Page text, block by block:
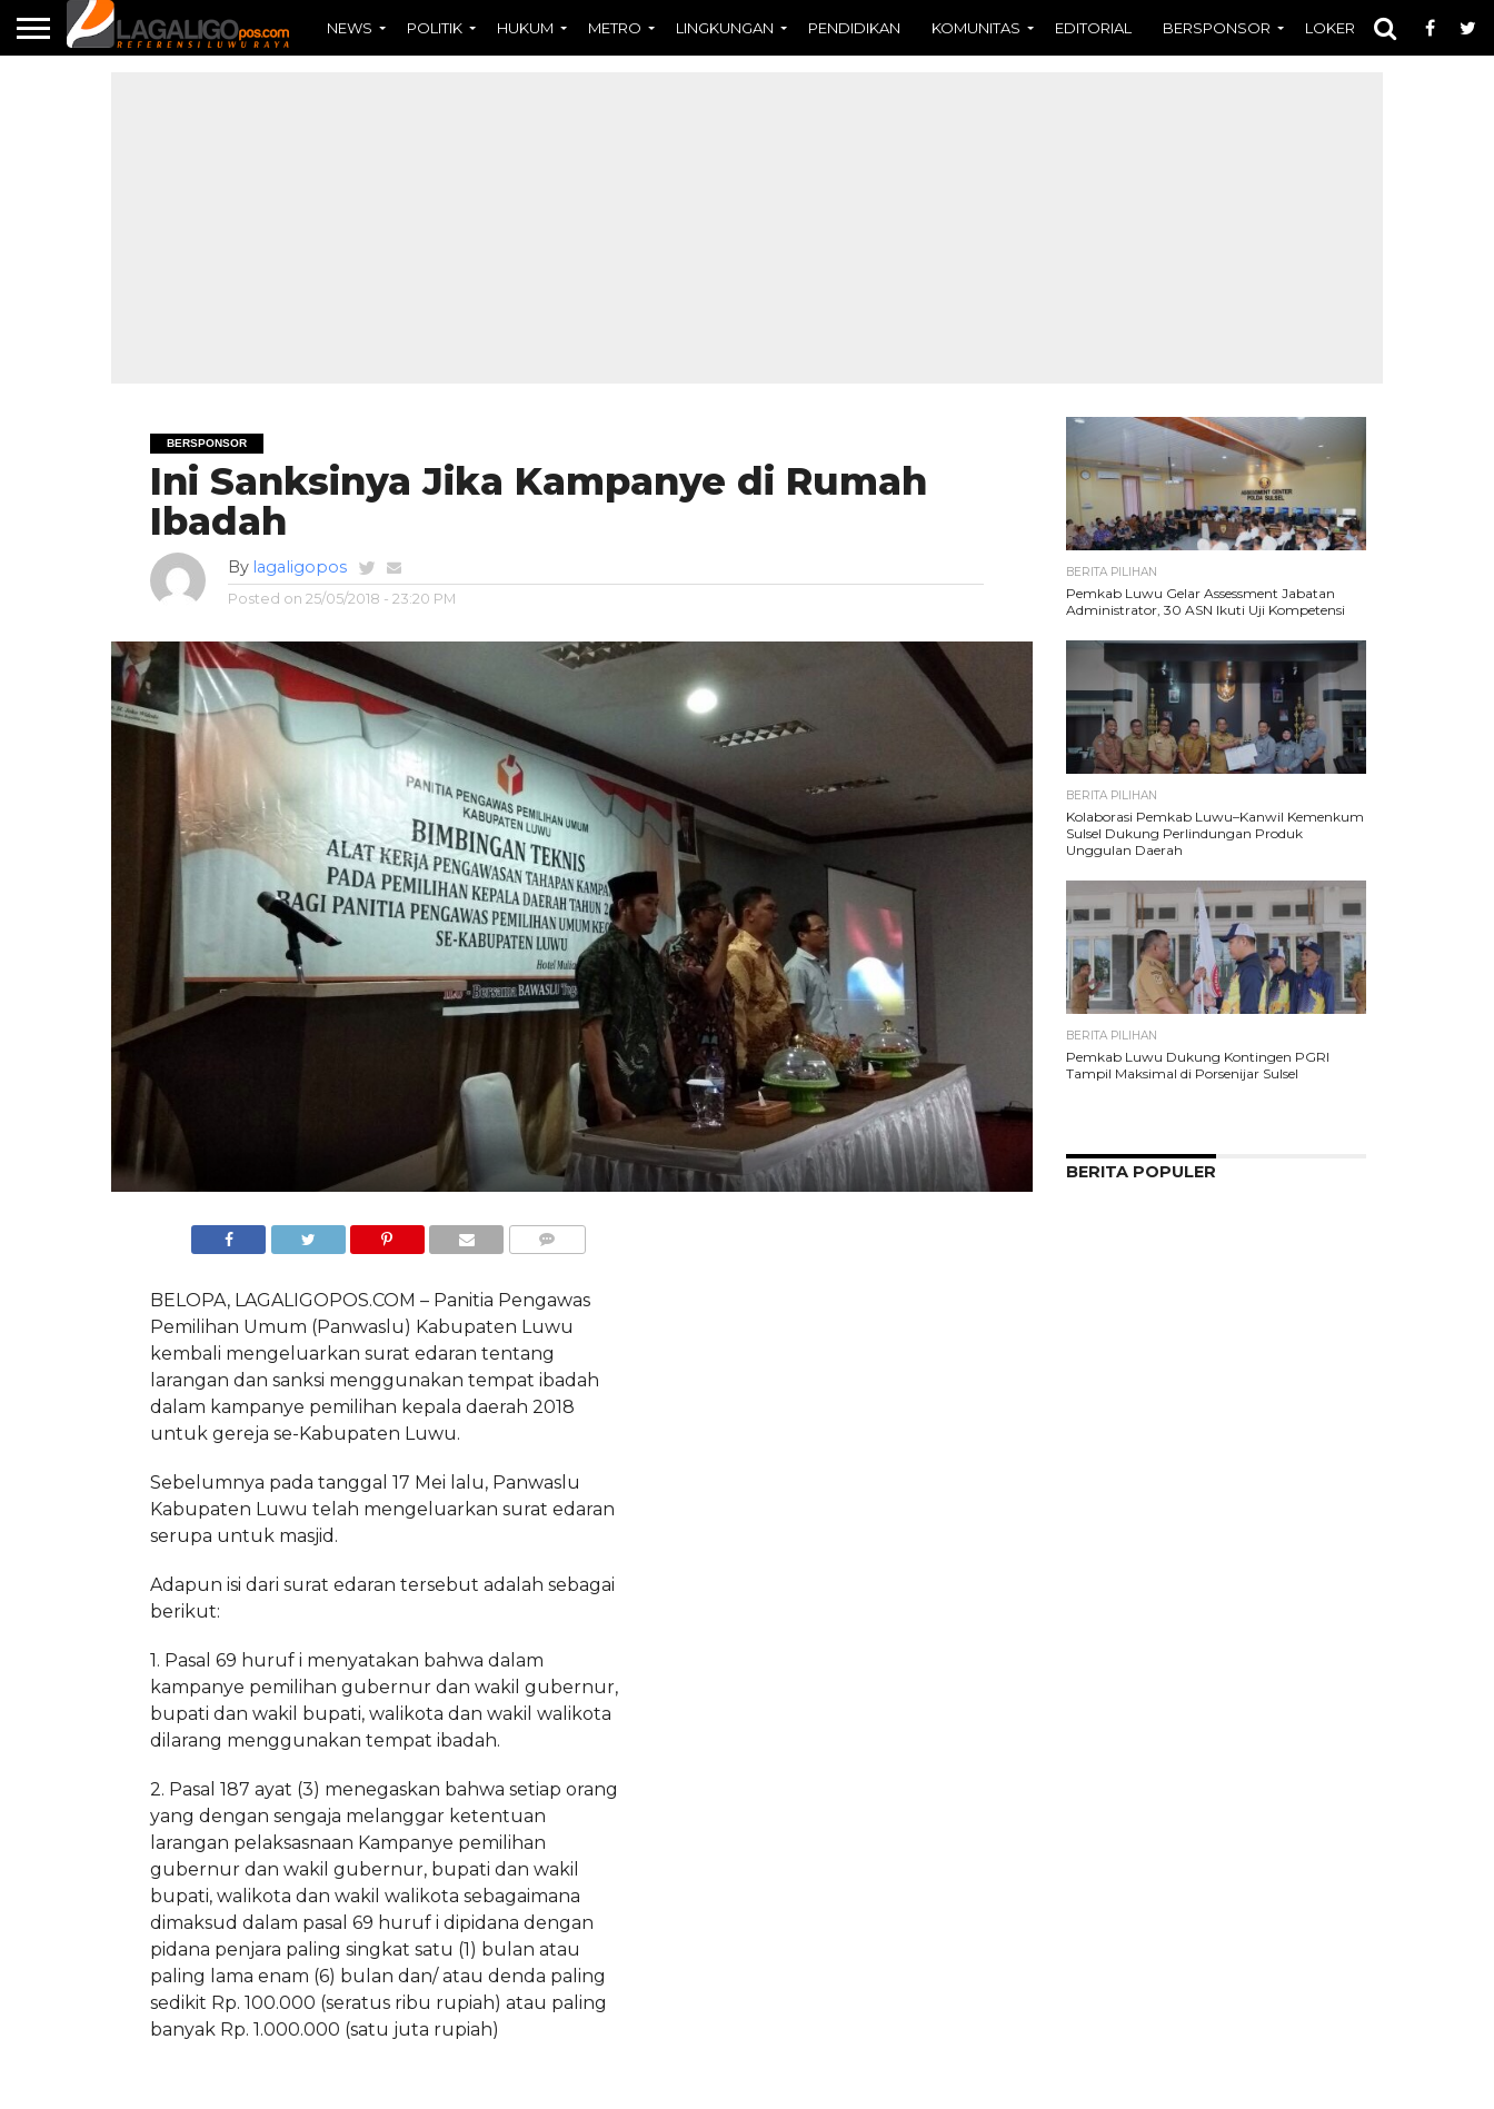
NEWS POLITIK HUKUM METRO LINGKUNGAN PENDIDIKAN KOMUNITAS EDITORIAL BERSPONSOR LOKER OPINI
BERSPONSOR
Ini Sanksinya Jika Kampanye di Rumah
Ibadah
By lagaligopos
Posted on 25/05/2018 - 23:20 PM
BELOPA, LAGALIGOPOS.COM – Panitia Pengawas
Pemilihan Umum (Panwaslu) Kabupaten Luwu
kembali mengeluarkan surat edaran tentang
larangan dan sanksi menggunakan tempat ibadah
dalam kampanye pemilihan kepala daerah 2018
untuk gereja se-Kabupaten Luwu.
Sebelumnya pada tanggal 17 Mei lalu, Panwaslu
Kabupaten Luwu telah mengeluarkan surat edaran
serupa untuk masjid.
Adapun isi dari surat edaran tersebut adalah sebagai
berikut:
1. Pasal 69 huruf i menyatakan bahwa dalam
kampanye pemilihan gubernur dan wakil gubernur,
bupati dan wakil bupati, walikota dan wakil walikota
dilarang menggunakan tempat ibadah.
2. Pasal 187 ayat (3) menegaskan bahwa setiap orang
yang dengan sengaja melanggar ketentuan
larangan pelaksasnaan Kampanye pemilihan
gubernur dan wakil gubernur, bupati dan wakil
bupati, walikota dan wakil walikota sebagaimana
dimaksud dalam pasal 69 huruf i dipidana dengan
pidana penjara paling singkat satu (1) bulan atau
paling lama enam (6) bulan dan/ atau denda paling
sedikit Rp. 100.000 (seratus ribu rupiah) atau paling
banyak Rp. 1.000.000 (satu juta rupiah)
BERITA PILIHAN
Pemkab Luwu Gelar Assessment Jabatan
Administrator, 30 ASN Ikuti Uji Kompetensi
BERITA PILIHAN
Kolaborasi Pemkab Luwu–Kanwil Kemenkum
Sulsel Dukung Perlindungan Produk
Unggulan Daerah
BERITA PILIHAN
Pemkab Luwu Dukung Kontingen PGRI
Tampil Maksimal di Porsenijar Sulsel
BERITA POPULER